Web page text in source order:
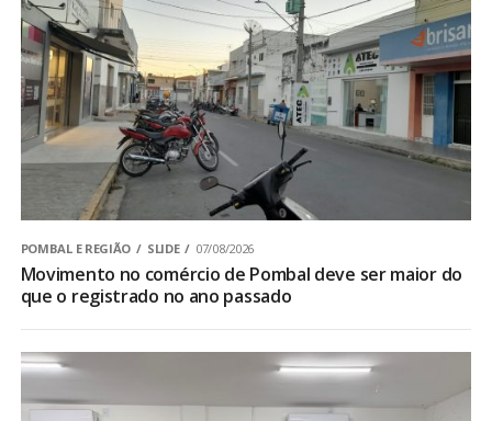
POMBAL E REGIÃO SLIDE 07/08/2026
Movimento no comércio de Pombal deve ser maior do
que o registrado no ano passado